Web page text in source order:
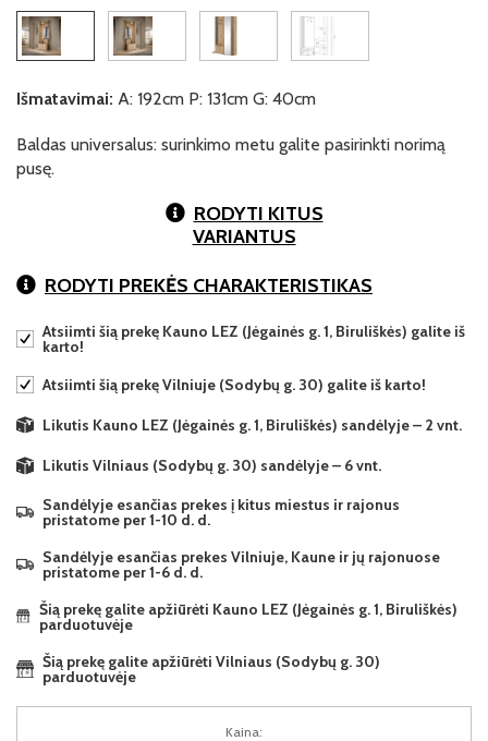
Išmatavimai: A: 192cm P: 131cm G: 40cm
Baldas universalus: surinkimo metu galite pasirinkti norimą
pusę.
RODYTI KITUS
VARIANTUS
RODYTI PREKĖS CHARAKTERISTIKAS
Atsiimti šią prekę Kauno LEZ (Jėgainės g. 1, Biruliškės) galite iš
karto!
Atsiimti šią prekę Vilniuje (Sodybų g. 30) galite iš karto!
Likutis Kauno LEZ (Jėgainės g. 1, Biruliškės) sandėlyje – 2 vnt.
Likutis Vilniaus (Sodybų g. 30) sandėlyje – 6 vnt.
Sandėlyje esančias prekes į kitus miestus ir rajonus
pristatome per 1-10 d. d.
Sandėlyje esančias prekes Vilniuje, Kaune ir jų rajonuose
pristatome per 1-6 d. d.
Šią prekę galite apžiūrėti Kauno LEZ (Jėgainės g. 1, Biruliškės)
parduotuvėje
Šią prekę galite apžiūrėti Vilniaus (Sodybų g. 30)
parduotuvėje
Kaina: